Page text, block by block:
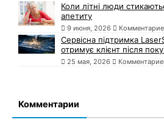
Коли літні люди
апетиту
9 июня, 2026
Сервісна підтримка
отримує клієнт після
25 мая, 2026
Комментарии